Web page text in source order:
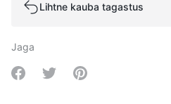
Lihtne kauba tagastus
Jaga
Share on Facebook
Share on Twitter
Share on Pinterest